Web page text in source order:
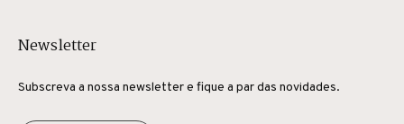
Newsletter
Subscreva a nossa newsletter e fique a par das novidades.